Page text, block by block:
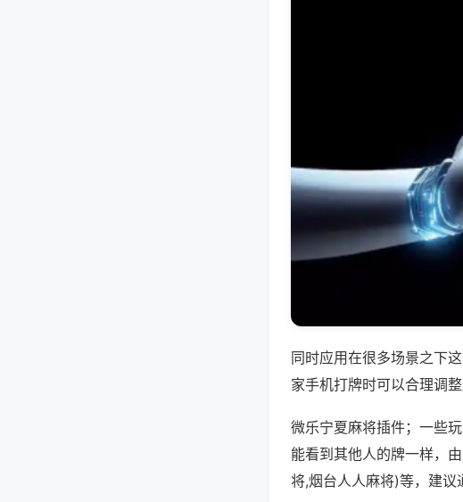
同时应用在很多场景之下
家手机打牌时可以合理调
微乐宁夏麻将插件；一些
能看到其他人的牌一样，
将,烟台人人麻将)等，建议